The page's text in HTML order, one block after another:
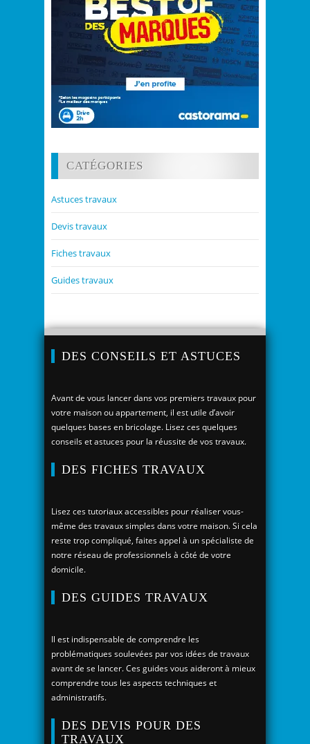
CATÉGORIES
Astuces travaux
Devis travaux
Fiches travaux
Guides travaux
DES CONSEILS ET ASTUCES
Avant de vous lancer dans vos premiers travaux pour
votre maison ou appartement, il est utile d’avoir
quelques bases en bricolage. Lisez ces quelques
conseils et astuces pour la réussite de vos travaux.
DES FICHES TRAVAUX
Lisez ces tutoriaux accessibles pour réaliser vous-
même des travaux simples dans votre maison. Si cela
reste trop compliqué, faites appel à un spécialiste de
notre réseau de professionnels à côté de votre
domicile.
DES GUIDES TRAVAUX
Il est indispensable de comprendre les
problématiques soulevées par vos idées de travaux
avant de se lancer. Ces guides vous aideront à mieux
comprendre tous les aspects techniques et
administratifs.
DES DEVIS POUR DES
TRAVAUX